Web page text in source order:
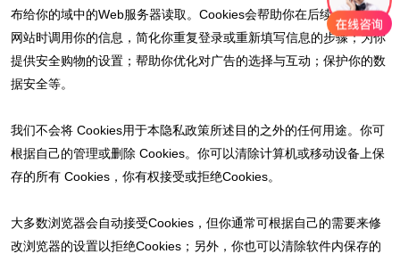
布给你的域中的Web服务器读取。Cookies会帮助你在后续访问我们
网站时调用你的信息，简化你重复登录或重新填写信息的步骤；为你
提供安全购物的设置；帮助你优化对广告的选择与互动；保护你的数
据安全等。
我们不会将 Cookies用于本隐私政策所述目的之外的任何用途。你可
根据自己的管理或删除 Cookies。你可以清除计算机或移动设备上保
存的所有 Cookies，你有权接受或拒绝Cookies。
大多数浏览器会自动接受Cookies，但你通常可根据自己的需要来修
改浏览器的设置以拒绝Cookies；另外，你也可以清除软件内保存的